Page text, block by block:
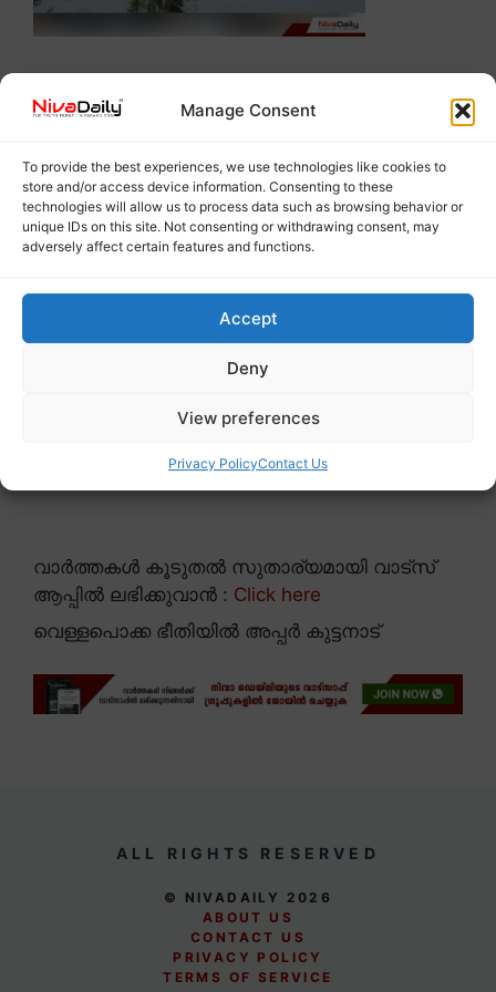
Manage Consent
To provide the best experiences, we use technologies like cookies to
store and/or access device information. Consenting to these
technologies will allow us to process data such as browsing behavior or
unique IDs on this site. Not consenting or withdrawing consent, may
adversely affect certain features and functions.
Accept
Deny
View preferences
Privacy PolicyContact Us
വാർത്തകൾ കൂടുതൽ സുതാര്യമായി വാട്സ്
ആപ്പിൽ ലഭിക്കുവാൻ : Click here
വെള്ളപൊക്ക ഭീതിയിൽ അപ്പർ കുട്ടനാട്
ALL RIGHTS RESERVED
© NIVADAILY 2026
ABOUT US
CONTACT US
PRIVACY POLICY
TERMS OF SERVICE